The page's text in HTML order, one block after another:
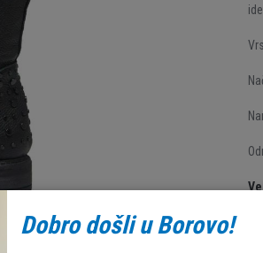
Dobro došli u Borovo!